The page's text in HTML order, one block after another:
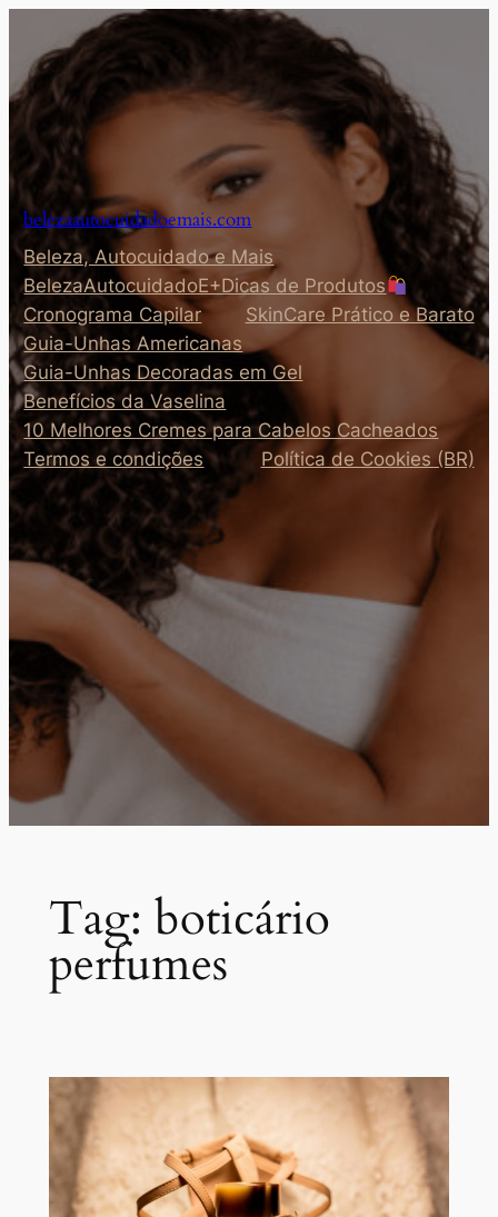
para
conteúdo
belezaautocuidadoemais.com
Beleza, Autocuidado e Mais
BelezaAutocuidadoE+Dicas de Produtos
Cronograma Capilar
SkinCare Prático e Barato
Guia-Unhas Americanas
Guia-Unhas Decoradas em Gel
Benefícios da Vaselina
10 Melhores Cremes para Cabelos Cacheados
Termos e condições
Política de Cookies (BR)
Tag: boticário
perfumes